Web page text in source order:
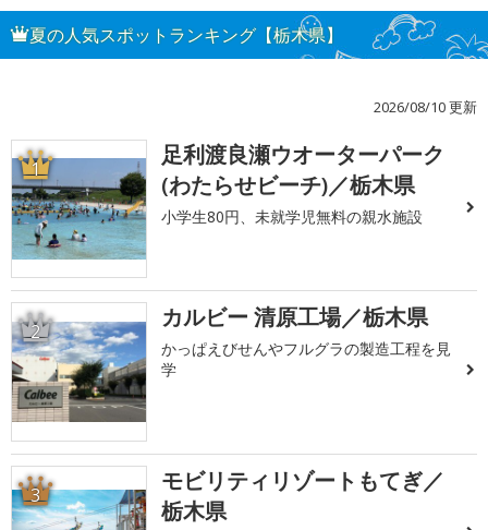
夏の人気スポットランキング【栃木県】
2026/08/10 更新
1
足利渡良瀬ウオーターパーク
(わたらせビーチ)／栃木県
小学生80円、未就学児無料の親水施設
2 カルビー 清原工場／栃木県
かっぱえびせんやフルグラの製造工程を見
学
3
モビリティリゾートもてぎ／
栃木県